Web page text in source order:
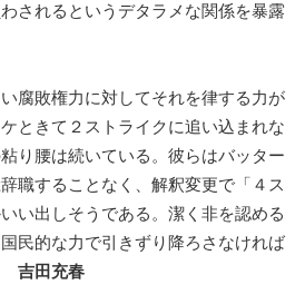
されるというデタラメな関係を暴露
腐敗権力に対してそれを律する力が
ときて２ストライクに追い込まれな
り腰は続いている。彼らはバッター
職することなく、解釈変更で「４ス
い出しそうである。潔く非を認める
民的な力で引きずり降ろさなければ
吉田充春